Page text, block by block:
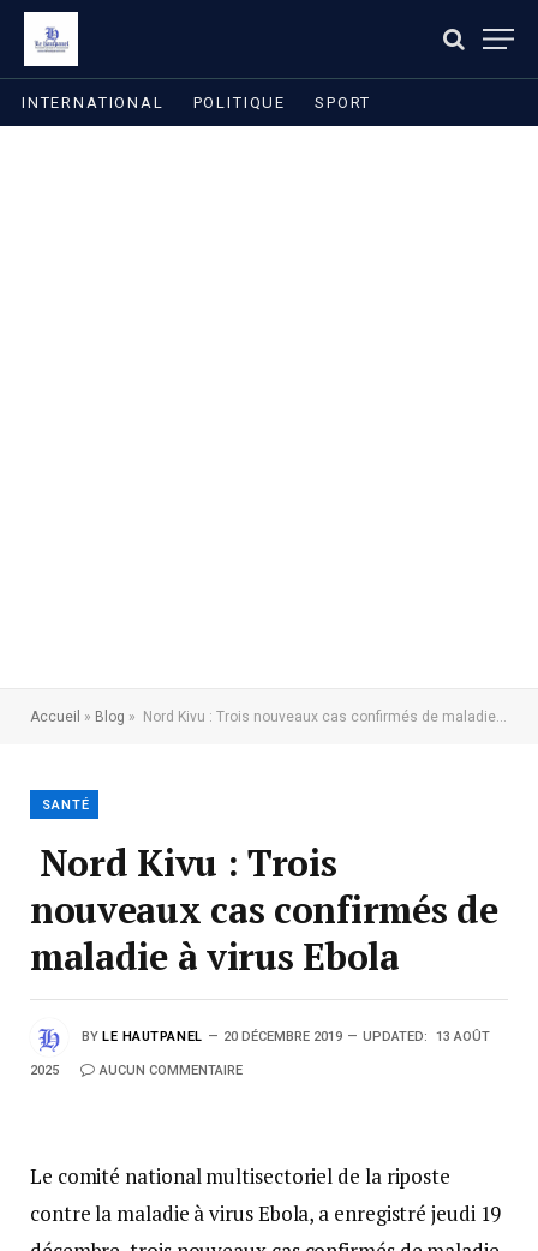
INTERNATIONAL POLITIQUE SPORT
Accueil » Blog » Nord Kivu : Trois nouveaux cas confirmés de maladie à virus Ebola
SANTÉ
Nord Kivu : Trois
nouveaux cas confirmés de
maladie à virus Ebola
BY LE HAUTPANEL 20 DÉCEMBRE 2019 UPDATED: 13 AOÛT
2025 AUCUN COMMENTAIRE
Le comité national multisectoriel de la riposte
contre la maladie à virus Ebola, a enregistré jeudi 19